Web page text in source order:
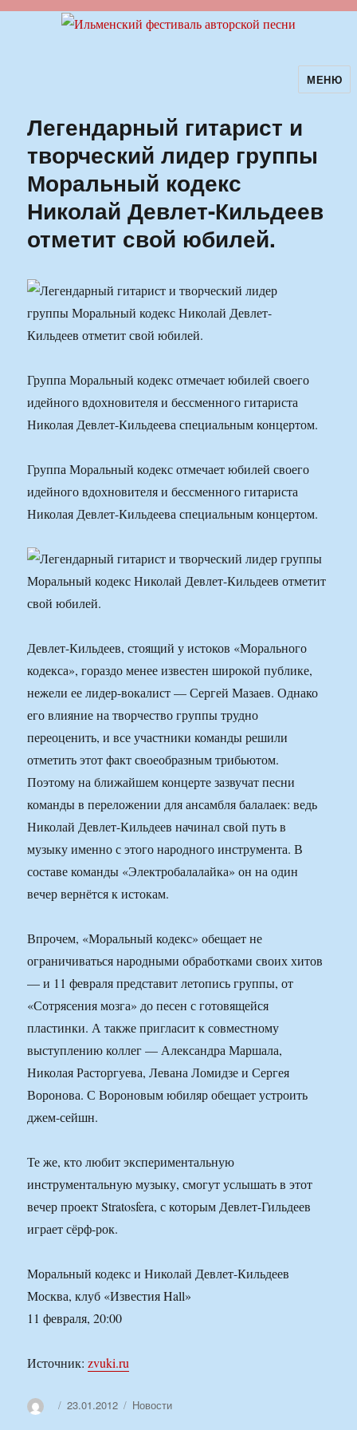
Ильменский фестиваль авторскойМЕНЮ
Легендарный гитарист и
творческий лидер группы
Моральный кодекс
Николай Девлет-Кильдеев
отметит свой юбилей.
Группа Моральный кодекс отмечает юбилей своего
идейного вдохновителя и бессменного гитариста
Николая Девлет-Кильдеева специальным концертом.
Группа Моральный кодекс отмечает юбилей своего
идейного вдохновителя и бессменного гитариста
Николая Девлет-Кильдеева специальным концертом.
Девлет-Кильдеев, стоящий у истоков «Морального
кодекса», гораздо менее известен широкой публике,
нежели ее лидер-вокалист — Сергей Мазаев. Однако
его влияние на творчество группы трудно
переоценить, и все участники команды решили
отметить этот факт своеобразным трибьютом.
Поэтому на ближайшем концерте зазвучат песни
команды в переложении для ансамбля балалаек: ведь
Николай Девлет-Кильдеев начинал свой путь в
музыку именно с этого народного инструмента. В
составе команды «Электробалалайка» он на один
вечер вернётся к истокам.
Впрочем, «Моральный кодекс» обещает не
ограничиваться народными обработками своих хитов
— и 11 февраля представит летопись группы, от
«Сотрясения мозга» до песен с готовящейся
пластинки. А также пригласит к совместному
выступлению коллег — Александра Маршала,
Николая Расторгуева, Левана Ломидзе и Сергея
Воронова. С Вороновым юбиляр обещает устроить
джем-сейшн.
Те же, кто любит экспериментальную
инструментальную музыку, смогут услышать в этот
вечер проект Stratosfera, с которым Девлет-Гильдеев
играет сёрф-рок.
Моральный кодекс и Николай Девлет-Кильдеев
Москва, клуб «Известия Hall»
11 февраля, 20:00
Источник:zvuki.ru
АвторОпубликовано
23.01.2012 Рубрики
Новости